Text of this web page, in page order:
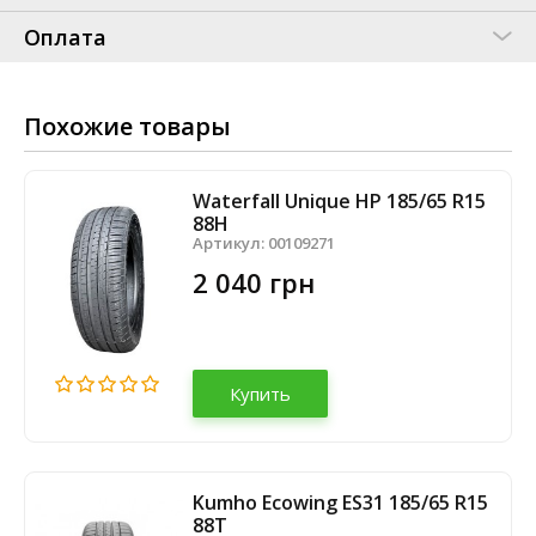
Оплата
Похожие товары
Waterfall Unique HP 185/65 R15
88H
Артикул: 00109271
2 040 грн
Купить
Kumho Ecowing ES31 185/65 R15
88T